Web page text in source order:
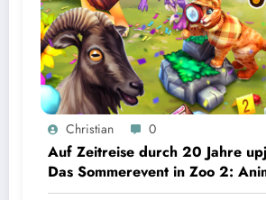
Christian 0
Auf Zeitreise durch 20 Jahre
Das Sommerevent in Zoo 2: